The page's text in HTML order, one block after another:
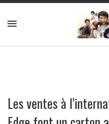
Les ventes à